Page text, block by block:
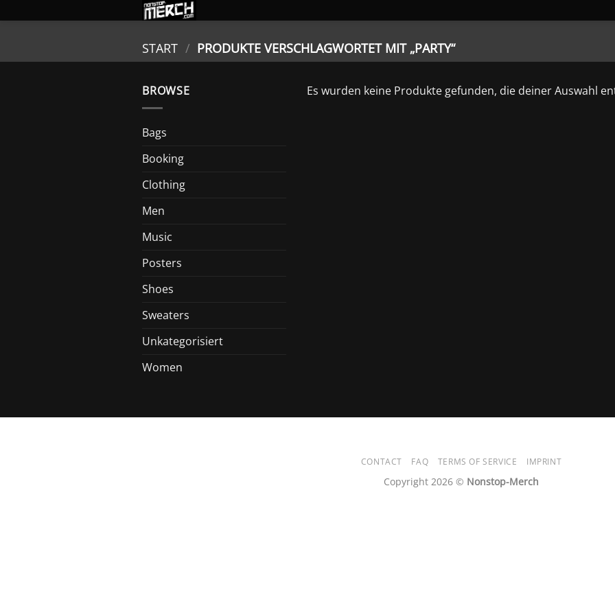
Inhalt
START / PRODUKTE VERSCHLAGWORTET MIT „PARTY“
BROWSE
Bags
Booking
Clothing
Men
Music
Posters
Shoes
Sweaters
Unkategorisiert
Women
Es wurden keine Produkte gefunden, die deiner Auswahl
CONTACT FAQ TERMS OF SERVICE IMPRINT
Copyright 2026 © Nonstop-Merch